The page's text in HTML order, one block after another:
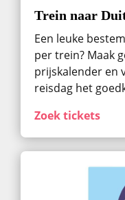
Trein naar
Een leuke
per trein? Maak
prijskalender en
reisdag het
Zoek tickets